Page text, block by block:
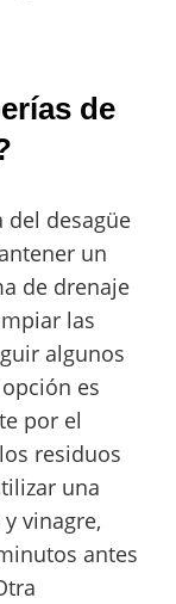
de
del desagüe
un
de drenaje
las
algunos
es
por el
residuos
una
vinagre,
antes